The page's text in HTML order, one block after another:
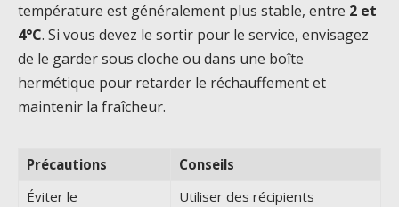
température est généralement plus stable, entre 2 et
4°C. Si vous devez le sortir pour le service, envisagez
de le garder sous cloche ou dans une boîte
hermétique pour retarder le réchauffement et
maintenir la fraîcheur.
Précautions
Conseils
Éviter le
Utiliser des récipients